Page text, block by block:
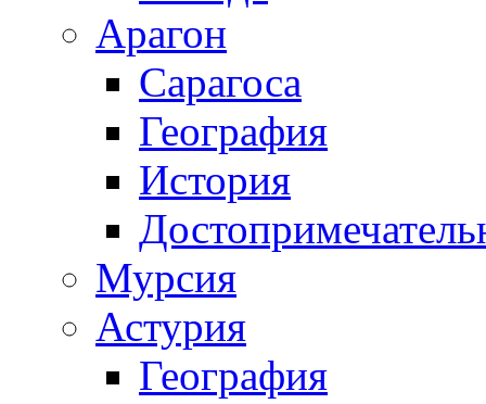
Арагон
Сарагоса
География
История
Мурсия
Астурия
География